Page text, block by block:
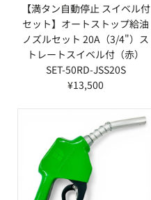
【満タン自動停止 スイベル付
セット】オートストップ給油
ノズルセット 20A（3/4"）ス
トレートスイベル付（赤）
SET-50RD-JSS20S
¥13,500